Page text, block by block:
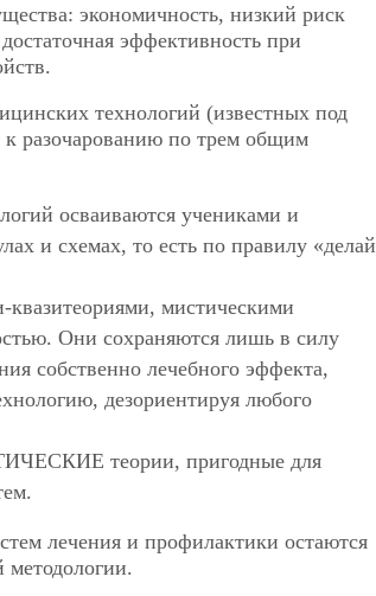
экономичность, низкий риск
эффективность при
технологий (известных под
к разочарованию по трем общим
осваиваются учениками и
и схемах, то есть по правилу «делай
мистическими
Они сохраняются лишь в силу
собственно лечебного эффекта,
дезориентируя любого
теории, пригодные для
лечения и профилактики остаются
методологии.